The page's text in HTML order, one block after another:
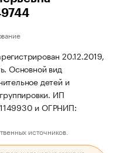
20.12.2019,
Основной вид
детей и
ИП
и ОГРНИП:
источников.